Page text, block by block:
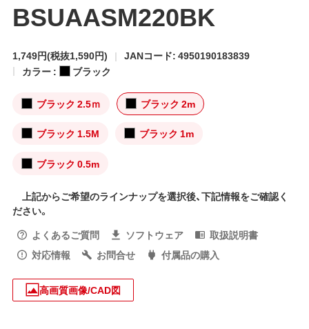
BSUAASM220BK
1,749円(税抜1,590円)
JANコード: 4950190183839
カラー :
ブラック
ブラック 2.5ｍ ブラック 2m
ブラック 1.5M ブラック 1m
ブラック 0.5m
上記からご希望のラインナップを選択後、下記情報をご確認く
ださい。
よくあるご質問
ソフトウェア
取扱説明書
対応情報
お問合せ 付属品の購入
高画質画像/CAD図